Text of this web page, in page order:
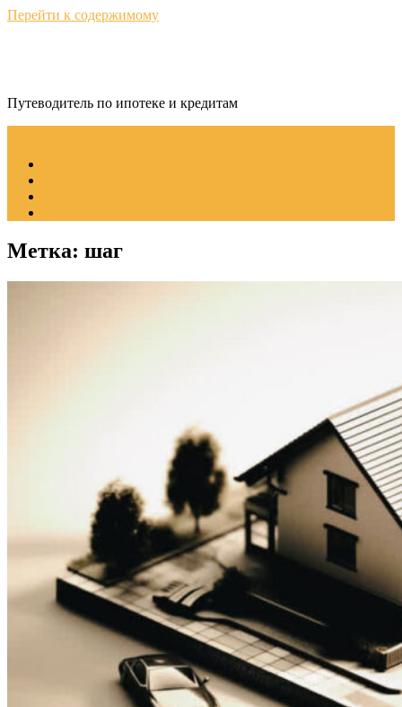
Перейти к содержимому
Путеводитель по ипотеке и кредитам
Метка: шаг